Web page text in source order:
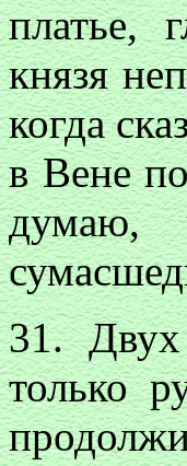
платье,
князя
когда
в Вене
думаю,
31. Двух
только